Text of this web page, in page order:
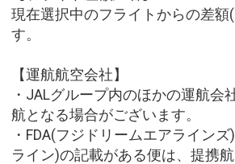
現在選択中のフライトからの差額
す。
【運航航空会社】
・JALグループ内のほかの運航会
航となる場合がございます。
・FDA(フジドリームエアライン
ライン)の記載がある便は、提携航